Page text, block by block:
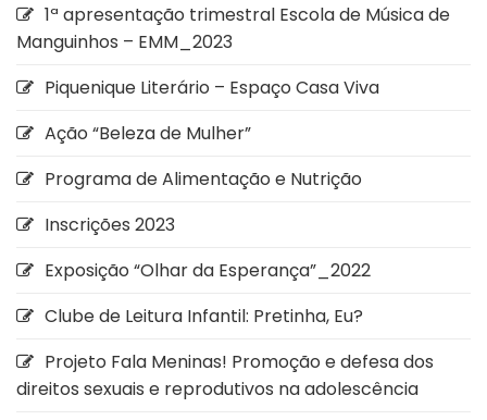
1ª apresentação trimestral Escola de Música de
Manguinhos – EMM_2023
Piquenique Literário – Espaço Casa Viva
Ação “Beleza de Mulher”
Programa de Alimentação e Nutrição
Inscrições 2023
Exposição “Olhar da Esperança”_2022
Clube de Leitura Infantil: Pretinha, Eu?
Projeto Fala Meninas! Promoção e defesa dos
direitos sexuais e reprodutivos na adolescência